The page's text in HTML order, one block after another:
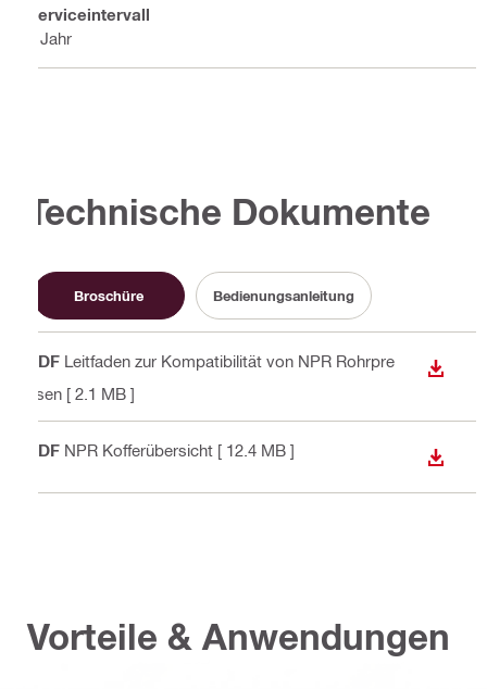
Serviceintervall
1 Jahr
Technische Dokumente
Broschüre Bedienungsanleitung
PDF Leitfaden zur Kompatibilität von NPR Rohrpre
ssen [ 2.1 MB ]
PDF NPR Kofferübersicht [ 12.4 MB ]
Vorteile & Anwendungen